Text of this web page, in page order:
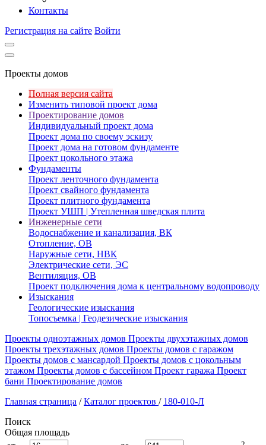
Контакты
Регистрация на сайте Войти
Проекты домов
Полная версия сайта
Изменить типовой проект дома
Проектирование домов
Индивидуальный проект дома
Проект дома по своему эскизу
Проект дома на готовом фундаменте
Проект цокольного этажа
Фундаменты
Проект ленточного фундамента
Проект свайного фундамента
Проект плитного фундамента
Проект УШП | Утепленная шведская плита
Инженерные сети
Водоснабжение и канализация, ВК
Отопление, ОВ
Наружные сети, НВК
Электрические сети, ЭС
Вентиляция, ОВ
Проект подключения дома к центральному водопроводу
Изыскания
Геологические изыскания
Топосъемка | Геодезические изыскания
Проекты одноэтажных домов Проекты двухэтажных домов
Проекты трехэтажных домов Проекты домов с гаражом
Проекты домов с мансардой Проекты домов с цокольным
этажом Проекты домов с бассейном Проект гаража Проект
бани Проектирование домов
Главная страница / Каталог проектов / 180-010-Л
Поиск
Общая площадь